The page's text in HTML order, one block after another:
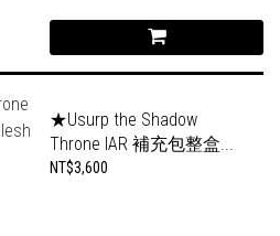
★Usurp the Shadow
Throne IAR 補充包整盒...
NT$3,600